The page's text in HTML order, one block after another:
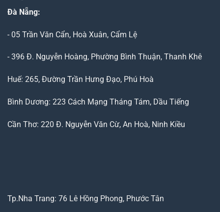
Đà Nẵng:
- 05 Trần Văn Cẩn, Hoà Xuân, Cẩm Lệ
- 396 Đ. Nguyễn Hoàng, Phường Bình Thuận, Thanh Khê
Huế: 265, Đường Trần Hưng Đạo, Phú Hoà
Bình Dương: 223 Cách Mạng Tháng Tám, Dầu Tiếng
Cần Thơ: 220 Đ. Nguyễn Văn Cừ, An Hoà, Ninh Kiều
Tp.Nha Trang: 76 Lê Hồng Phong, Phước Tân